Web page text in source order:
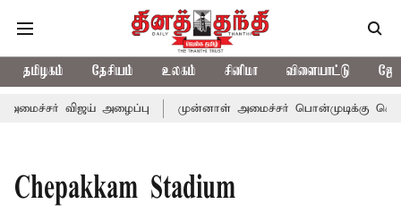
தமிழகம் தேசியம் உலகம் சினிமா விளையாட்டு
அமைச்சர் விஜய் அழைப்பு முன்னாள் அமைச்சர் பொன்முடிக்கு
Chepakkam Stadium